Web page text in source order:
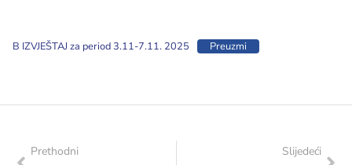
B IZVJEŠTAJ za period 3.11-7.11. 2025 Preuzmi
Prethodni
Slijedeći